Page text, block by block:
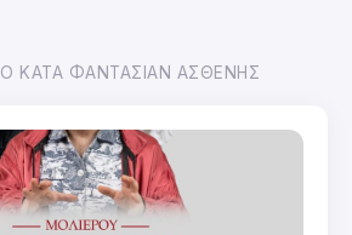
Ο ΚΑΤΑ ΦΑΝΤΑΣΙΑΝ ΑΣΘΕΝΗΣ